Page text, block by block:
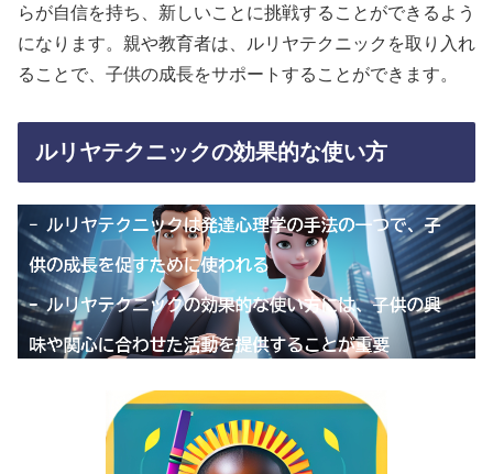
らが自信を持ち、新しいことに挑戦することができるよう
になります。親や教育者は、ルリヤテクニックを取り入れ
ることで、子供の成長をサポートすることができます。
ルリヤテクニックの効果的な使い方